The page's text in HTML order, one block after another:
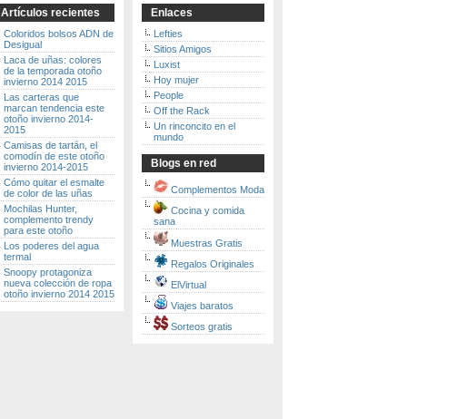
Artículos recientes
Coloridos bolsos ADN de
Desigual
Laca de uñas: colores
de la temporada otoño
invierno 2014 2015
Las carteras que
marcan tendencia este
otoño invierno 2014-
2015
Camisas de tartán, el
comodín de este otoño
invierno 2014-2015
Cómo quitar el esmalte
de color de las uñas
Mochilas Hunter,
complemento trendy
para este otoño
Los poderes del agua
termal
Snoopy protagoniza
nueva colección de ropa
otoño invierno 2014 2015
Enlaces
Lefties
Sitios Amigos
Luxist
Hoy mujer
People
Off the Rack
Un rinconcito en el
mundo
Blogs en red
Complementos Moda
Cocina y comida
sana
Muestras Gratis
Regalos Originales
ElVirtual
Viajes baratos
Sorteos gratis